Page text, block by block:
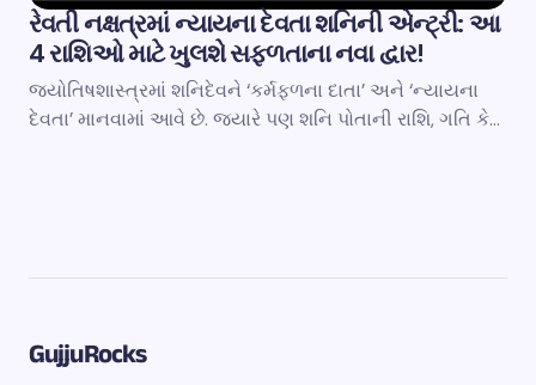
રેવતી નક્ષત્રમાં ન્યાયના દેવતા શનિની એન્ટ્રી: આ
4 રાશિઓ માટે ખુલશે સફળતાના નવા દ્વાર!
જ્યોતિષશાસ્ત્રમાં શનિદેવને ‘કર્મફળના દાતા’ અને ‘ન્યાયના
દેવતા’ માનવામાં આવે છે. જ્યારે પણ શનિ પોતાની રાશિ, ગતિ કે…
GujjuRocks